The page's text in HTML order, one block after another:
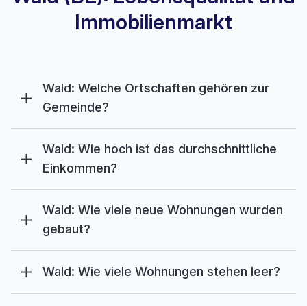
Immobilienmarkt
Wald: Welche Ortschaften gehören zur
Gemeinde?
Wald: Wie hoch ist das durchschnittliche
Einkommen?
Wald: Wie viele neue Wohnungen wurden
gebaut?
Wald: Wie viele Wohnungen stehen leer?